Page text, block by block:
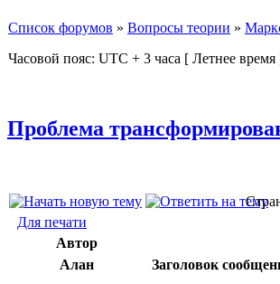
Список форумов » Вопросы теории »
Часовой пояс: UTC + 3 часа [ Летнее время
Проблема
Для печати
Автор
Алан
Заголовок